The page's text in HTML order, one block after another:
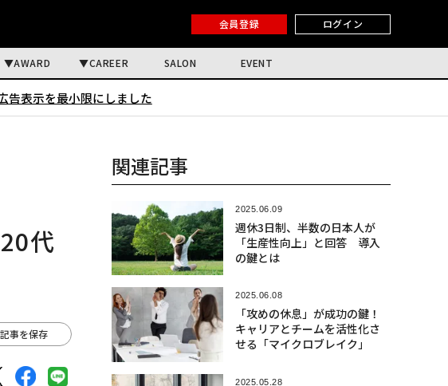
会員登録 ログイン
AWARD CAREER SALON EVENT
告表示を最小限にしました
代
記事を保存
関連記事
2025.06.09
週休3日制、半数の日本人が
「生産性向上」と回答 導入
の鍵とは
2025.06.08
「攻めの休息」が成功の鍵！
キャリアとチームを活性化さ
せる「マイクロブレイク」
2025.05.28